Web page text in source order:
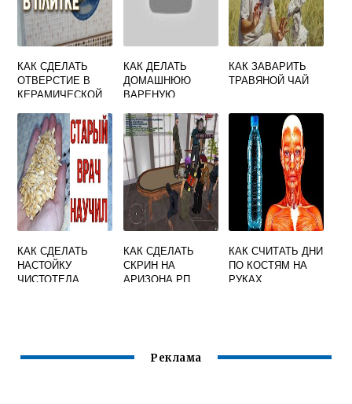
КАК СДЕЛАТЬ
ОТВЕРСТИЕ В
КЕРАМИЧЕСКОЙ
РОЗЕТКУ
КАК ДЕЛАТЬ
ДОМАШНЮЮ
ВАРЕНУЮ
КАК ЗАВАРИТЬ
ТРАВЯНОЙ ЧАЙ
КАК СДЕЛАТЬ
НАСТОЙКУ
ЧИСТОТЕЛА
КАК СДЕЛАТЬ
СКРИН НА
АРИЗОНА РП
КАК СЧИТАТЬ ДНИ
ПО КОСТЯМ НА
РУКАХ
Реклама